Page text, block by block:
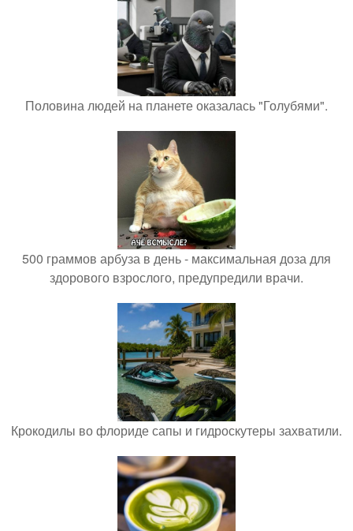
Половина людей на планете оказалась "Голубями".
500 граммов арбуза в день - максимальная доза для
здорового взрослого, предупредили врачи.
Крокодилы во флориде сапы и гидроскутеры захватили.